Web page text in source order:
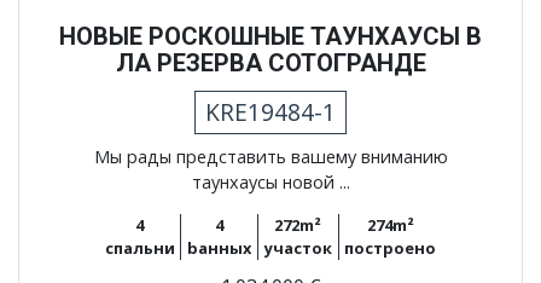
НОВЫЕ РОСКОШНЫЕ ТАУНХАУСЫ В
ЛА РЕЗЕРВА СОТОГРАНДЕ
KRE19484-1
Мы рады представить вашему вниманию
таунхаусы новой ...
4
спальни
4
bанных
272m²
участок
274m²
построено